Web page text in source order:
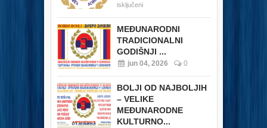
isključeni
MEĐUNARODNI
TRADICIONALNI
GODIŠNJI ...
jun 04, 2026 0
BOLJI OD NAJBOLJIH
– VELIKE
MEĐUNARODNE
KULTURNO...